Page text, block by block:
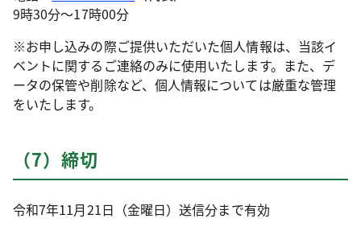
9時30分～17時00分
※お申し込みの際ご提供いただいた個人情報は、当該イ
ベントに関するご連絡のみに使用いたします。また、デ
ータの保管や削除など、個人情報については厳重な管理
をいたします。
（7）締切
令和7年11月21日（金曜日）送信分まで有効